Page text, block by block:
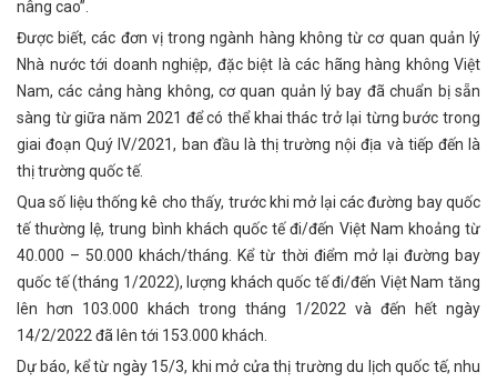
nâng cao”.
Được biết, các đơn vị trong ngành hàng không từ cơ quan quản lý
Nhà nước tới doanh nghiệp, đặc biệt là các hãng hàng không Việt
Nam, các cảng hàng không, cơ quan quản lý bay đã chuẩn bị sẵn
sàng từ giữa năm 2021 để có thể khai thác trở lại từng bước trong
giai đoạn Quý IV/2021, ban đầu là thị trường nội địa và tiếp đến là
thị trường quốc tế.
Qua số liệu thống kê cho thấy, trước khi mở lại các đường bay quốc
tế thường lệ, trung bình khách quốc tế đi/đến Việt Nam khoảng từ
40.000 – 50.000 khách/tháng. Kể từ thời điểm mở lại đường bay
quốc tế (tháng 1/2022), lượng khách quốc tế đi/đến Việt Nam tăng
lên hơn 103.000 khách trong tháng 1/2022 và đến hết ngày
14/2/2022 đã lên tới 153.000 khách.
Dự báo, kể từ ngày 15/3, khi mở cửa thị trường du lịch quốc tế, nhu